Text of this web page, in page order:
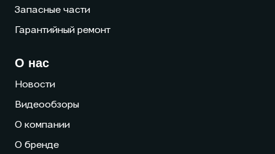
Запасные части
Гарантийный ремонт
О нас
Новости
Видеообзоры
О компании
О бренде